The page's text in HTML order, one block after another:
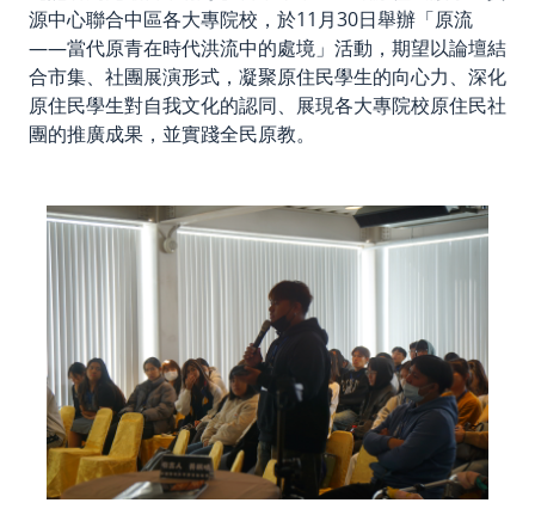
源中心聯合中區各大專院校，於11月30日舉辦「原流
——當代原青在時代洪流中的處境」活動，期望以論壇結
合市集、社團展演形式，凝聚原住民學生的向心力、深化
原住民學生對自我文化的認同、展現各大專院校原住民社
團的推廣成果，並實踐全民原教。